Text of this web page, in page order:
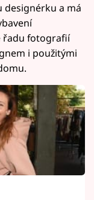
designérku a má
řadu fotografií
i použitými